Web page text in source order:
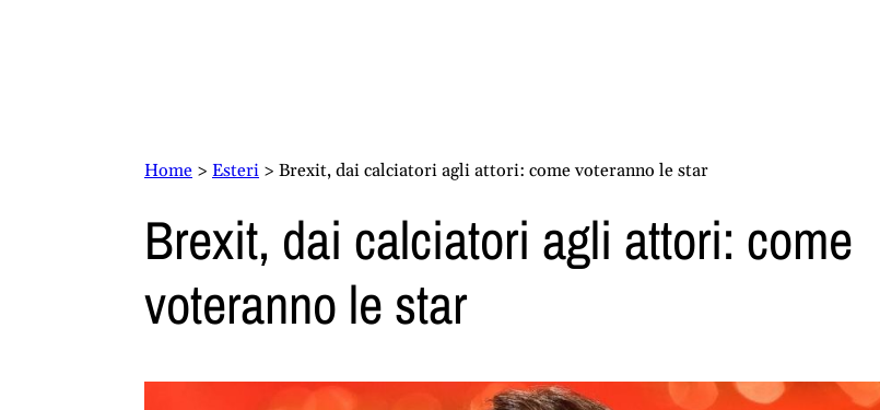
Home > Esteri > Brexit, dai calciatori agli attori: come voteranno le star
Brexit, dai calciatori agli attori: come
voteranno le star